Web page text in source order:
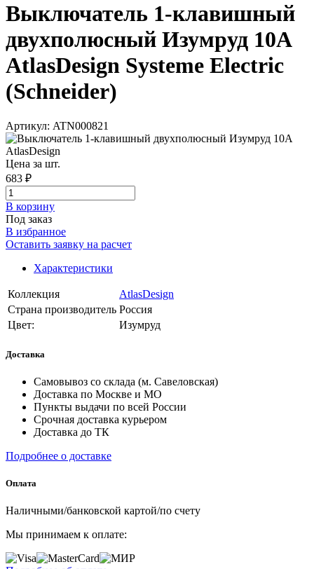
Выключатель 1-клавишный
двухполюсный Изумруд 10А
AtlasDesign Systeme Electric
(Schneider)
Артикул: ATN000821
Цена за шт.
683 ₽
В корзинy
Под заказ
В избранное
Оставить заявку на расчет
Характеристики
Коллекция
AtlasDesign
Страна производитель Россия
Цвет:
Изумруд
Доставка
Самовывоз со склада (м. Савеловская)
Доставка по Москве и МО
Пункты выдачи по всей России
Срочная доставка курьером
Доставка до ТК
Подробнее о доставке
Оплата
Наличными/банковской картой/по счету
Мы принимаем к оплате: